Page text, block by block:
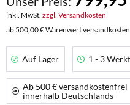
inkl. MwSt. zzgl. Versandkosten
ab 500,00 € Warenwert
Auf Lager 1 - 3
Ab 500 € versandkostenfrei
innerhalb Deutschlands